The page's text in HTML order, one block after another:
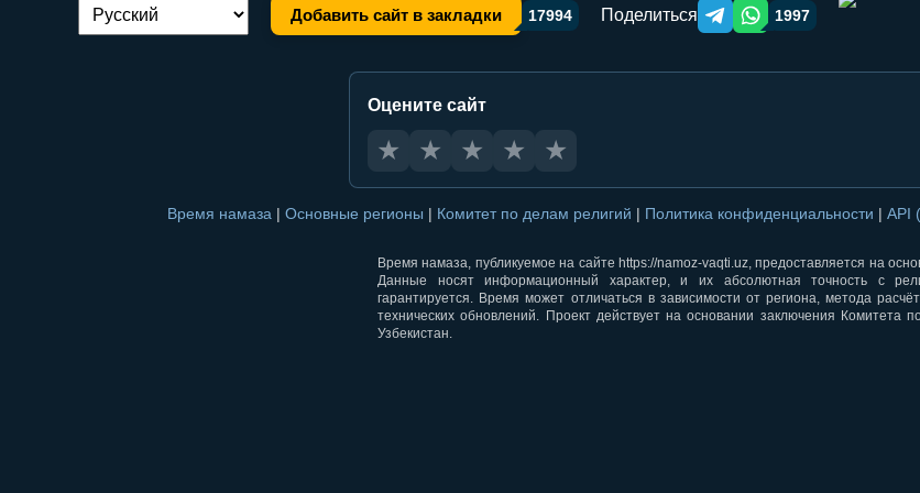
Переключение языка: Добавить сайт в закладки 17994 Поделиться Telegram orqali ulashish
WhatsApp orqali ulashish
1997
Оцените сайт
★ ★ ★ ★ ★
Время намаза | Основные регионы | Комитет по делам религий | Политика конфиденциальности | API
Время намаза, публикуемое на сайте https://namoz-vaqti.uz, предоставляется на
Данные носят информационный характер, и их абсолютная точность с
гарантируется. Время может отличаться в зависимости от региона, метода
технических обновлений. Проект действует на основании заключения Комитета
Узбекистан.